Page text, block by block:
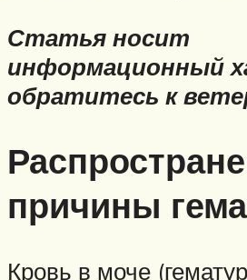
Статья носит
информационный
обратитесь к
причины
Кровь в моче